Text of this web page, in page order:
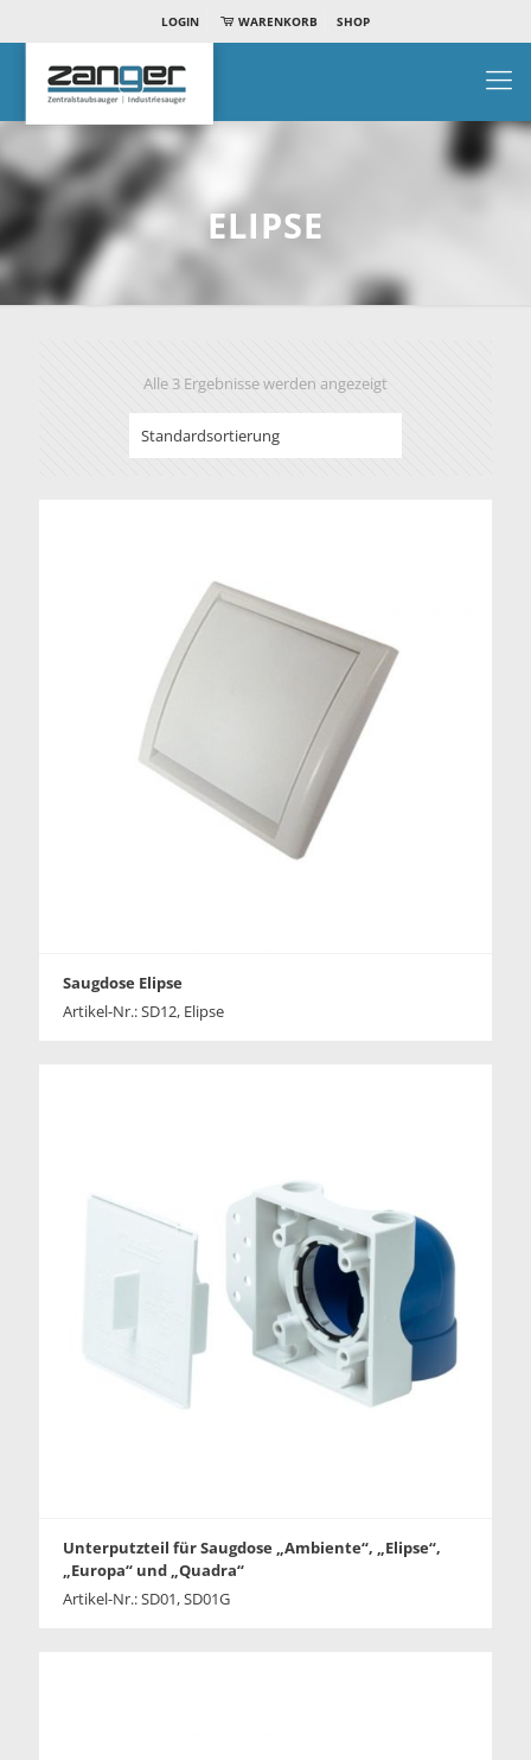
LOGIN WARENKORB SHOP
ELIPSE
Alle 3 Ergebnisse werden angezeigt
Saugdose Elipse
Artikel-Nr.: SD12, Elipse
Unterputzteil für Saugdose „Ambiente“, „Elipse“,
„Europa“ und „Quadra“
Artikel-Nr.: SD01, SD01G